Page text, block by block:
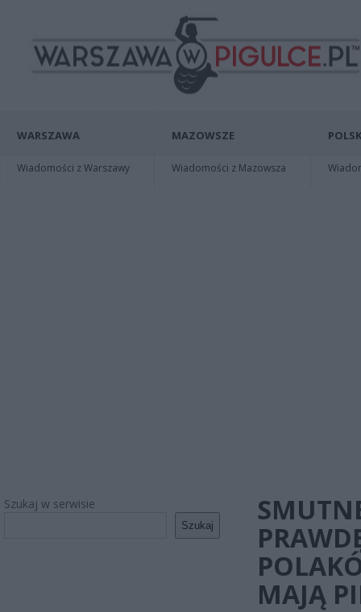
WARSZAWA
Wiadomości z Warszawy
MAZOWSZE
Wiadomości z Mazowsza
Szukaj w serwisie
Szukaj
MAJĄ